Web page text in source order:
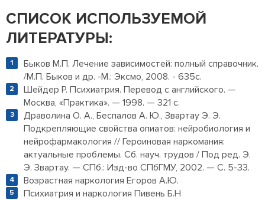
СПИСОК ИСПОЛЬЗУЕМОЙ
ЛИТЕРАТУРЫ:
Быков М.П. Лечение зависимостей: полный справочник.
/М.П. Быков и др. -М.: Эксмо, 2008. - 635с.
Шейдер Р. Психиатрия. Перевод с английского. —
Москва, «Практика». — 1998. — 321 с.
Драволина О. А., Беспалов А. Ю., Звартау Э. Э.
Подкрепляющие свойства опиатов: нейробиология и
нейрофармакология // Героиновая наркомания:
актуальные проблемы. Сб. науч. трудов / Под ред. Э.
Э. Звартау. — СПб.: Изд-во СПбГМУ, 2002. — С. 5-33.
Возрастная наркология Егоров А.Ю.
Психиатрия и наркология Пивень Б.Н